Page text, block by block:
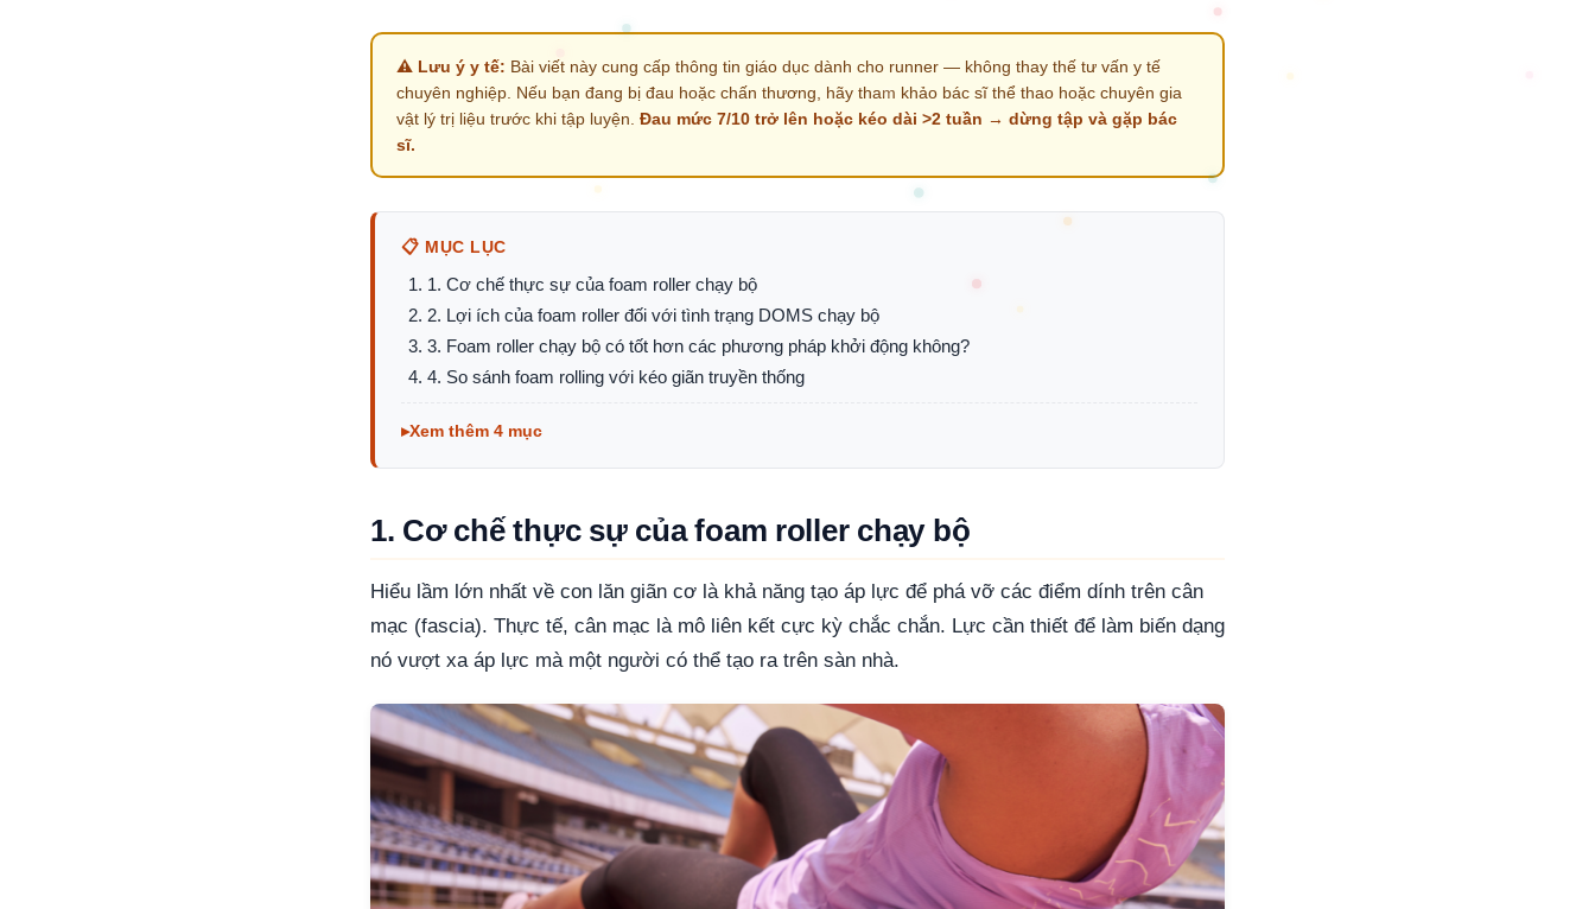
⚠️ Lưu ý y tế: Bài viết này cung cấp thông tin giáo dục dành cho runner — không thay thế tư vấn y tế
chuyên nghiệp. Nếu bạn đang bị đau hoặc chấn thương, hãy tham khảo bác sĩ thể thao hoặc chuyên gia
vật lý trị liệu trước khi tập luyện. Đau mức 7/10 trở lên hoặc kéo dài >2 tuần → dừng tập và gặp bác
sĩ.
📋 MỤC LỤC
1. Cơ chế thực sự của foam roller chạy bộ
2. Lợi ích của foam roller đối với tình trạng DOMS chạy bộ
3. Foam roller chạy bộ có tốt hơn các phương pháp khởi động không?
4. So sánh foam rolling với kéo giãn truyền thống
Xem thêm 4 mục
1. Cơ chế thực sự của foam roller chạy bộ
Hiểu lầm lớn nhất về con lăn giãn cơ là khả năng tạo áp lực để phá vỡ các điểm dính trên cân
mạc (fascia). Thực tế, cân mạc là mô liên kết cực kỳ chắc chắn. Lực cần thiết để làm biến dạng
nó vượt xa áp lực mà một người có thể tạo ra trên sàn nhà.